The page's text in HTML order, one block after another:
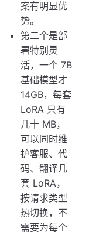
案有明显优
势。
第二个是部
署特别灵
活，一个 7B
基础模型才
14GB，每套
LoRA 只有
几十 MB，
可以同时维
护客服、代
码、翻译几
套 LoRA，
按请求类型
热切换，不
需要为每个